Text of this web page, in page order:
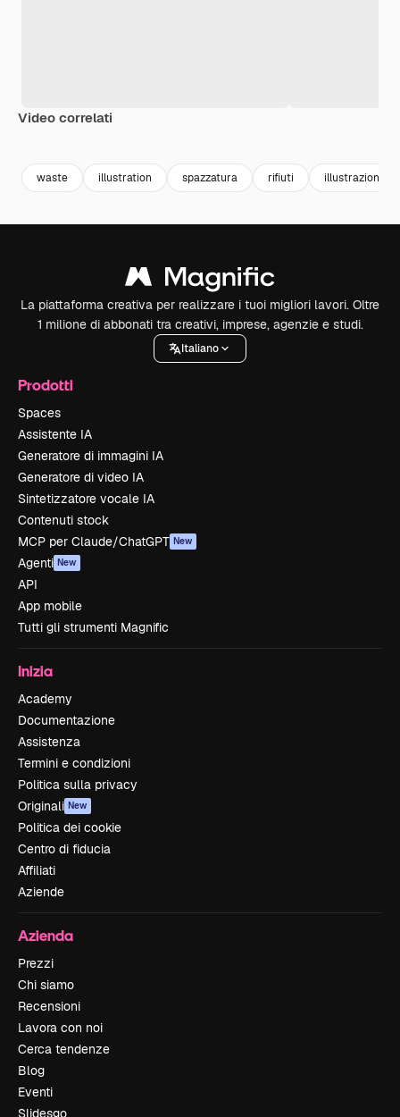
Video correlati
waste illustration spazzatura rifiuti illustrazioni
La piattaforma creativa per realizzare i tuoi migliori lavori. Oltre
1 milione di abbonati tra creativi, imprese, agenzie e studi.
Italiano
Prodotti
Spaces
Assistente IA
Generatore di immagini IA
Generatore di video IA
Sintetizzatore vocale IA
Contenuti stock
MCP per Claude/ChatGPT New
Agenti New
API
App mobile
Tutti gli strumenti Magnific
Inizia
Academy
Documentazione
Assistenza
Termini e condizioni
Politica sulla privacy
Originali New
Politica dei cookie
Centro di fiducia
Affiliati
Aziende
Azienda
Prezzi
Chi siamo
Recensioni
Lavora con noi
Cerca tendenze
Blog
Eventi
Slidesgo